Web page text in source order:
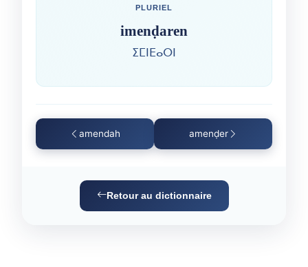
PLURIEL
imenḍaren
ⵉⵎⵏⴹⴰⵔⵏ
amendah amenḍer
Retour au dictionnaire